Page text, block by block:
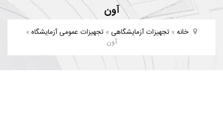
آون
خانه» تجهیزات آزمایشگاهی » تجهیزات عمومی آزمایشگاه»
آون